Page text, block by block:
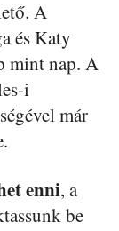
A
és Katy
mint nap. A
i
már
enni, a
be